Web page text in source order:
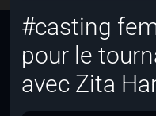
#casting
pour le
avec Zita